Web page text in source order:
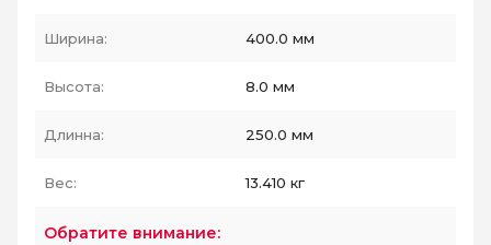
Ширина: 400.0 мм
Высота: 8.0 мм
Длинна: 250.0 мм
Вес: 13.410 кг
Обратите внимание: